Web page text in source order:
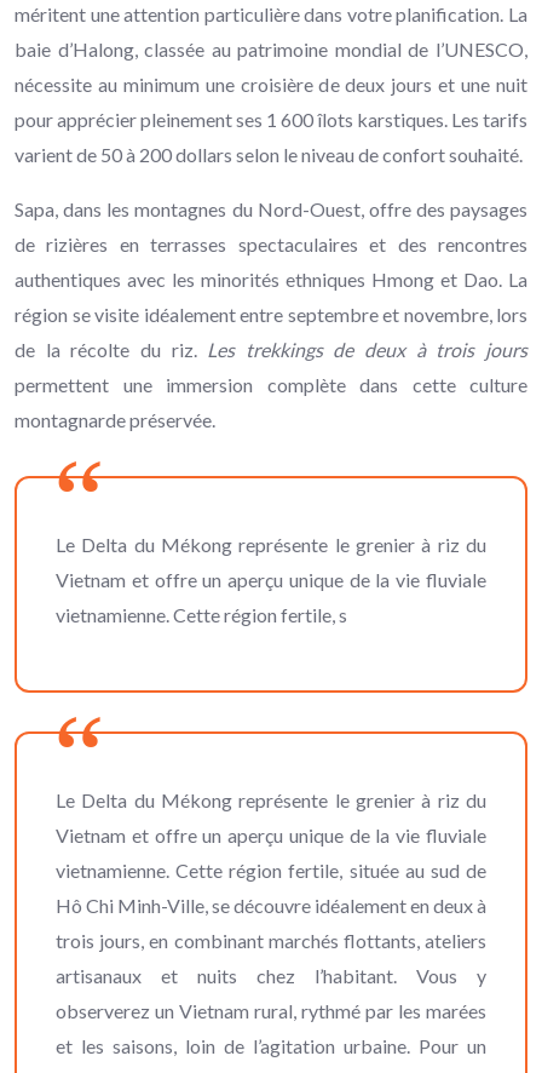
méritent une attention particulière dans votre planification. La
baie d’Halong, classée au patrimoine mondial de l’UNESCO,
nécessite au minimum une croisière de deux jours et une nuit
pour apprécier pleinement ses 1 600 îlots karstiques. Les tarifs
varient de 50 à 200 dollars selon le niveau de confort souhaité.
Sapa, dans les montagnes du Nord-Ouest, offre des paysages
de rizières en terrasses spectaculaires et des rencontres
authentiques avec les minorités ethniques Hmong et Dao. La
région se visite idéalement entre septembre et novembre, lors
de la récolte du riz. Les trekkings de deux à trois jours
permettent une immersion complète dans cette culture
montagnarde préservée.
Le Delta du Mékong représente le grenier à riz du
Vietnam et offre un aperçu unique de la vie fluviale
vietnamienne. Cette région fertile, s
Le Delta du Mékong représente le grenier à riz du
Vietnam et offre un aperçu unique de la vie fluviale
vietnamienne. Cette région fertile, située au sud de
Hô Chi Minh-Ville, se découvre idéalement en deux à
trois jours, en combinant marchés flottants, ateliers
artisanaux et nuits chez l’habitant. Vous y
observerez un Vietnam rural, rythmé par les marées
et les saisons, loin de l’agitation urbaine. Pour un